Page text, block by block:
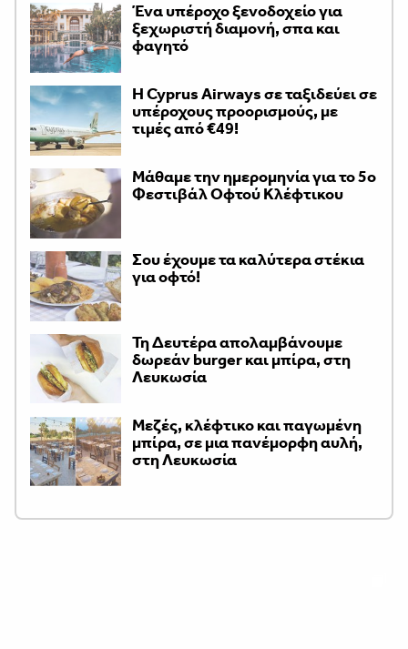
Ένα υπέροχο ξενοδοχείο για
ξεχωριστή διαμονή, σπα και
φαγητό
H Cyprus Airways σε ταξιδεύει σε
υπέροχους προορισμούς, με
τιμές από €49!
Μάθαμε την ημερομηνία για το 5ο
Φεστιβάλ Οφτού Κλέφτικου
Σου έχουμε τα καλύτερα στέκια
για οφτό!
Τη Δευτέρα απολαμβάνουμε
δωρεάν burger και μπίρα, στη
Λευκωσία
Μεζές, κλέφτικο και παγωμένη
μπίρα, σε μια πανέμορφη αυλή,
στη Λευκωσία